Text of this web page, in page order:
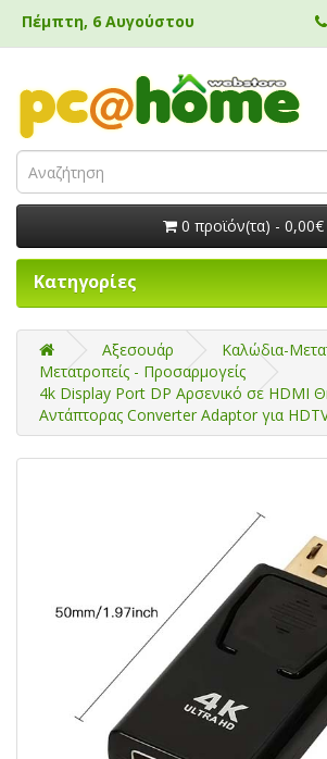
Πέμπτη, 6 Αυγούστου
0 προϊόν(τα) - 0,00€
Κατηγορίες
Αξεσουάρ
Καλώδια-
Μετατροπείς - Προσαρμογείς
4k Display Port DP Αρσενικό σε HDMI
Αντάπτορας Converter Adaptor για